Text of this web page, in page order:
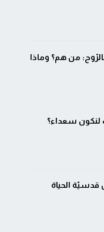
من هم؟ وماذا
سعداء؟
قدسيّة الحياة